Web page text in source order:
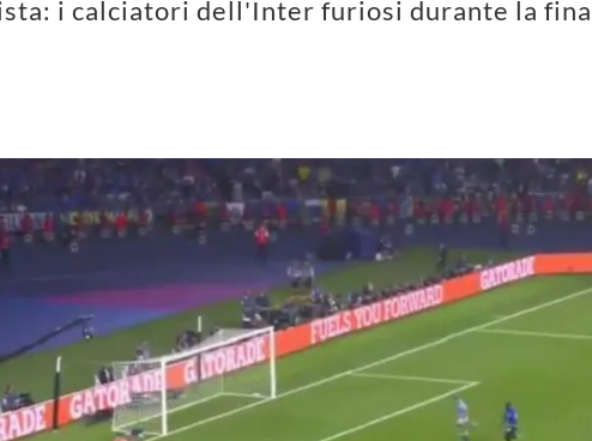
i calciatori dell'Inter furiosi durante la